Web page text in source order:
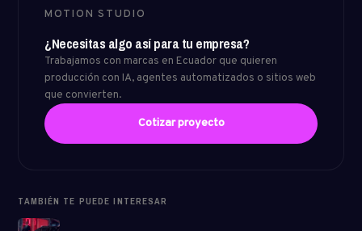
MOTION STUDIO
¿Necesitas algo así para tu empresa?
Trabajamos con marcas en Ecuador que quieren
producción con IA, agentes automatizados o sitios web
que convierten.
Cotizar proyecto
TAMBIÉN TE PUEDE INTERESAR